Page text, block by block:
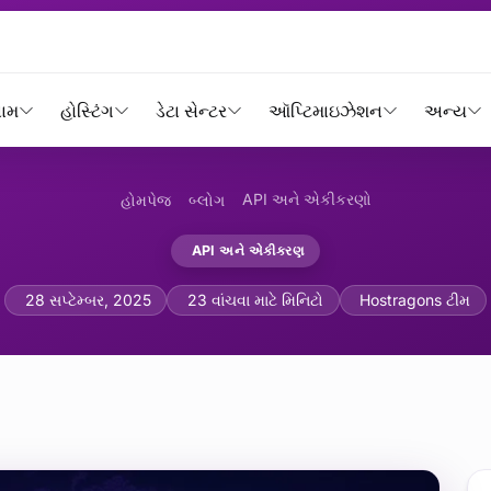
હોસ્ટિંગ ડેટા સેન્ટર ઑપ્ટિમાઇઝેશન અન્ય
હોમપેજ બ્લોગ API અને એકીકરણો
API અને એકીકરણ
પ્રોક્સી રૂપરેખાંકન અને
28 સપ્ટેમ્બર, 2025 23 વાંચવા માટે મિનિટો Hostragons ટીમ